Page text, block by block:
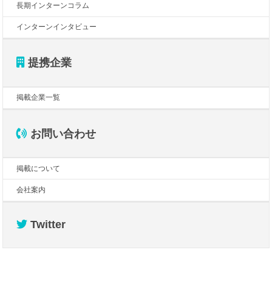
長期インターンコラム
インターンインタビュー
提携企業
掲載企業一覧
お問い合わせ
掲載について
会社案内
Twitter